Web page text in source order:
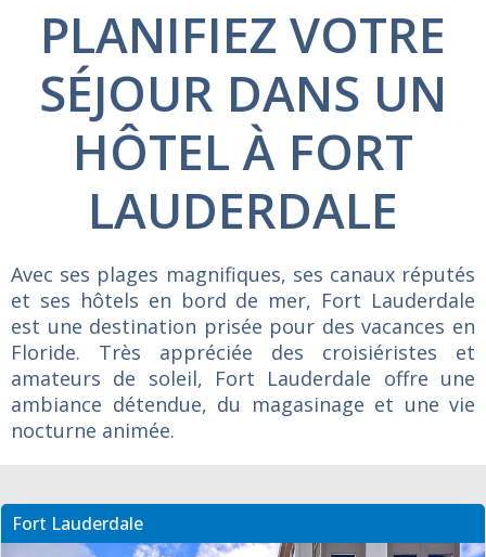
PLANIFIEZ VOTRE
SÉJOUR DANS UN
HÔTEL À FORT
LAUDERDALE
Avec ses plages magnifiques, ses canaux réputés
et ses hôtels en bord de mer, Fort Lauderdale
est une destination prisée pour des vacances en
Floride. Très appréciée des croisiéristes et
amateurs de soleil, Fort Lauderdale offre une
ambiance détendue, du magasinage et une vie
nocturne animée.
Fort Lauderdale